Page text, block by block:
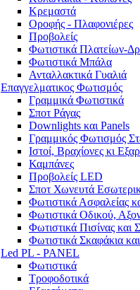
Κρεμαστά
Οροφής - Πλαφονιέρες
Προβολείς
Φωτιστικά Πλατείων-
Φωτιστικά Μπάλα
Ανταλλακτικά Γυαλιά
Επαγγελματικος Φωτισμός
Γραμμικά Φωτιστικά
Σποτ Ράγας
Downlights και Panels
Γραμμικός Φωτισμός
Ιστοί, Βραχίονες κι
Καμπάνες
Προβολείς LED
Σποτ Χωνευτά
Φωτιστικά Ασφαλείας
Φωτιστικά Οδικού,
Φωτιστικά Πισίνας και
Φωτιστικά Σκαφάκια
Led PL - PANEL
Φωτιστικά
Τροφοδοτικά